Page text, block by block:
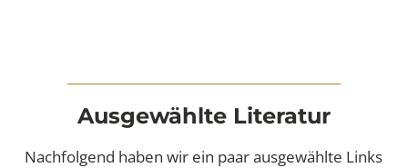
Ausgewählte Literatur
Nachfolgend haben wir ein paar ausgewählte Links